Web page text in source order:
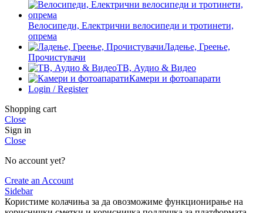
Велосипеди, Електрични велосипеди и тротинети,
опрема
Ладење, Греење,
Прочистувачи
ТВ, Аудио & Видео
Камери и фотоапарати
Login / Register
Shopping cart
Close
Sign in
Close
No account yet?
Create an Account
Sidebar
Користиме колачиња за да овозможиме функционирање на